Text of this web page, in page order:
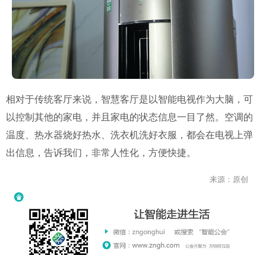
相对于传统客厅来说，智慧客厅是以智能电视作为大脑，可
以控制其他的家电，并且家电的状态信息一目了然。空调的
温度、热水器烧好热水、洗衣机洗好衣服，都会在电视上弹
出信息，告诉我们，非常人性化，方便快捷。
来源：原创